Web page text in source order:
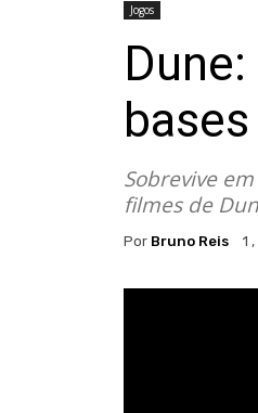
Jogos
bases
Sobrevive
filmes de
Por Bruno Reis 1